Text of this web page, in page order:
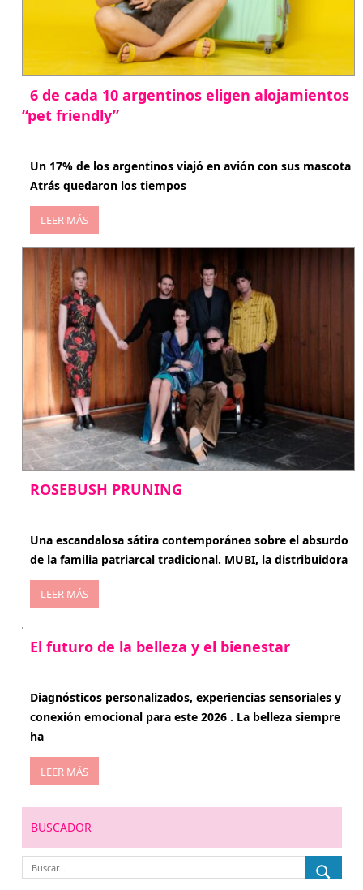
6 de cada 10 argentinos eligen alojamientos
“pet friendly”
Un 17% de los argentinos viajó en avión con sus mascota
Atrás quedaron los tiempos
LEER MÁS
ROSEBUSH PRUNING
Una escandalosa sátira contemporánea sobre el absurdo
de la familia patriarcal tradicional. MUBI, la distribuidora
LEER MÁS
El futuro de la belleza y el bienestar
Diagnósticos personalizados, experiencias sensoriales y
conexión emocional para este 2026 . La belleza siempre
ha
LEER MÁS
BUSCADOR